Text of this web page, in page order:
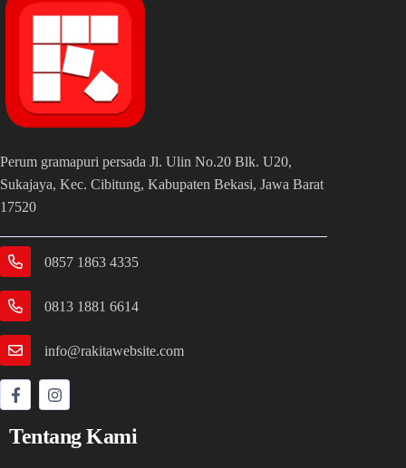
Perum gramapuri persada Jl. Ulin No.20 Blk. U20,
Sukajaya, Kec. Cibitung, Kabupaten Bekasi, Jawa Barat
17520
0857 1863 4335
0813 1881 6614
info@rakitawebsite.com
Tentang Kami